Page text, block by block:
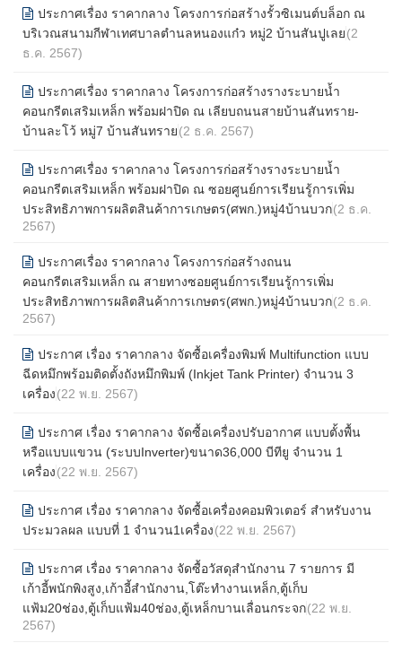
ประกาศเรื่อง ราคากลาง โครงการก่อสร้างรั้วซิเมนต์บล็อก ณ
บริเวณสนามกีฬาเทศบาลตำนลหนองแก๋ว หมู่2 บ้านสันปูเลย(2
ธ.ค. 2567)
ประกาศเรื่อง ราคากลาง โครงการก่อสร้างรางระบายน้ำ
คอนกรีตเสริมเหล็ก พร้อมฝาปิด ณ เลียบถนนสายบ้านสันทราย-
บ้านละโว้ หมู่7 บ้านสันทราย(2 ธ.ค. 2567)
ประกาศเรื่อง ราคากลาง โครงการก่อสร้างรางระบายน้ำ
คอนกรีตเสริมเหล็ก พร้อมฝาปิด ณ ซอยศูนย์การเรียนรู้การเพิ่ม
ประสิทธิภาพการผลิตสินค้าการเกษตร(ศพก.)หมู่4บ้านบวก(2 ธ.ค.
2567)
ประกาศเรื่อง ราคากลาง โครงการก่อสร้างถนน
คอนกรีตเสริมเหล็ก ณ สายทางซอยศูนย์การเรียนรู้การเพิ่ม
ประสิทธิภาพการผลิตสินค้าการเกษตร(ศพก.)หมู่4บ้านบวก(2 ธ.ค.
2567)
ประกาศ เรื่อง ราคากลาง จัดซื้อเครื่องพิมพ์ Multifunction แบบ
ฉีดหมึกพร้อมติดตั้งถังหมึกพิมพ์ (Inkjet Tank Printer) จำนวน 3
เครื่อง(22 พ.ย. 2567)
ประกาศ เรื่อง ราคากลาง จัดซื้อเครื่องปรับอากาศ แบบตั้งพื้น
หรือแบบแขวน (ระบบInverter)ขนาด36,000 บีทียู จำนวน 1
เครื่อง(22 พ.ย. 2567)
ประกาศ เรื่อง ราคากลาง จัดซื้อเครื่องคอมพิวเตอร์ สำหรับงาน
ประมวลผล แบบที่ 1 จำนวน1เครื่อง(22 พ.ย. 2567)
ประกาศ เรื่อง ราคากลาง จัดซื้อวัสดุสำนักงาน 7 รายการ มี
เก้าอี้พนักพิงสูง,เก้าอี้สำนักงาน,โต๊ะทำงานเหล็ก,ตู้เก็บ
แฟ้ม20ช่อง,ตู้เก็บแฟ้ม40ช่อง,ตู้เหล็กบานเลื่อนกระจก(22 พ.ย.
2567)